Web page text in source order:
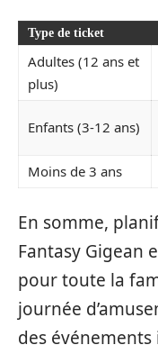
Type de ticket
Adultes (12 ans et
plus)
Enfants (3-12 ans)
Moins de 3 ans
En somme,
Fantasy Gigean
pour toute la
journée
des